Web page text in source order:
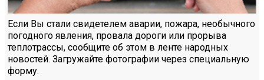
Если Вы стали свидетелем аварии, пожара, необычного
погодного явления, провала дороги или прорыва
теплотрассы, сообщите об этом в ленте народных
новостей. Загружайте фотографии через специальную
форму.